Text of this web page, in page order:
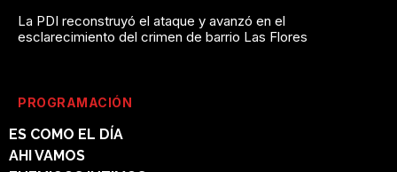
La PDI reconstruyó el ataque y avanzó en el
esclarecimiento del crimen de barrio Las Flores
PROGRAMACIÓN
ES COMO EL DÍA
AHI VAMOS